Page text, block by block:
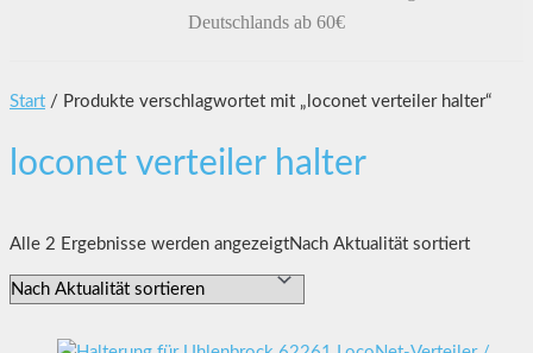
Deutschlands ab 60€
Start / Produkte verschlagwortet mit „loconet verteiler halter“
loconet verteiler halter
Alle 2 Ergebnisse werden angezeigtNach Aktualität sortiert